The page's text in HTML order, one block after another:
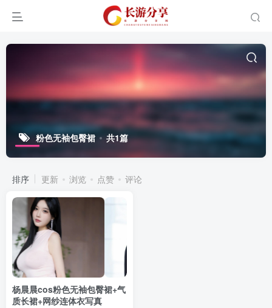
粉色无袖包臀裙 共1篇
排序 更新 浏览 点赞 评论
杨晨晨cos粉色无袖包臀裙+气
质长裙+网纱连体衣写真